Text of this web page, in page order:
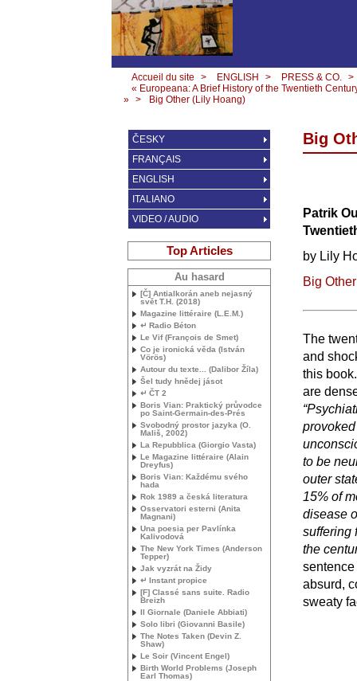
Accueil du site > ENGLISH > PRESS & CO. >
« Europeana: A Brief History of the Twentieth
» > Big Other (Lily Hoang)
Big
Patrik
by Lily
Big Other
The
and
this
are
to be
outer
15% of
disease
suffering
the
absurd,
sweaty
ČESKY
FRANÇAIS
ENGLISH
ITALIANO
VIDEO / AUDIO
Top Articles
Au hasard
[Č] Antialkorán aneb nejasný
svět T.H. (2018)
Magazine littéraire (L.E. M.)
↵ Radio Béton
Le Vif (François de Smet)
Co je ironická věda (István
Vörös)
Autour du texte... (Dalibor Žíla)
Šel tudy hnědej jásot
↵ ČT 2
Boris Vian: Praktický průvodce
po Saint-Germain-des-Prés
Svobodný prostor jazyka (O.
Mališ, 2002)
La Repubblica (Giorgio Vasta)
Le Magazine littéraire (Alain
Dreyfus)
Boris Vian: Každému svého
hada
Rok 1989 a česká literatura
Osservatori esterni (Anita
Magnani)
Una poesia per Pavlínka
Kalivodová
The New York Times (Anderson
Tepper)
Jak vyzrát na Židy
↵ Instant propice
[F] Classé sans suite. Radio
Breizh
Il Giornale (Daniele Abbiati)
Solo libri (Giovanni Basile)
The Notes Taken (Devin Z.
Shaw)
Le Soir (Vincent Engel)
Birth World Problems (Joseph
Earl Thomas)